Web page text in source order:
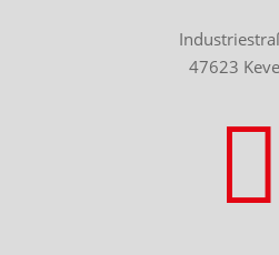
47623
